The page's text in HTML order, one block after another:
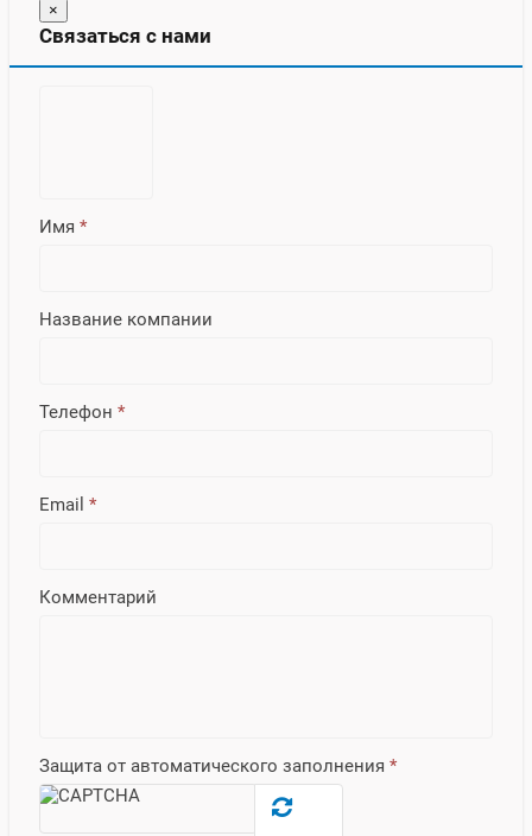
×
Связаться с нами
Имя *
Название компании
Телефон *
Email *
Комментарий
Защита от автоматического заполнения *